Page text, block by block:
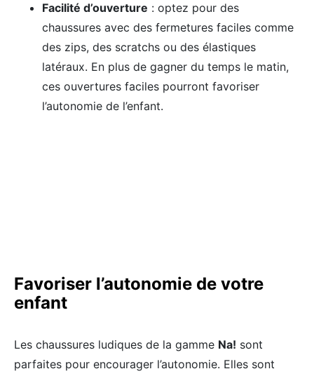
Facilité d’ouverture : optez pour des
chaussures avec des fermetures faciles comme
des zips, des scratchs ou des élastiques
latéraux. En plus de gagner du temps le matin,
ces ouvertures faciles pourront favoriser
l’autonomie de l’enfant.
Favoriser l’autonomie de votre
enfant
Les chaussures ludiques de la gamme Na! sont
parfaites pour encourager l’autonomie. Elles sont